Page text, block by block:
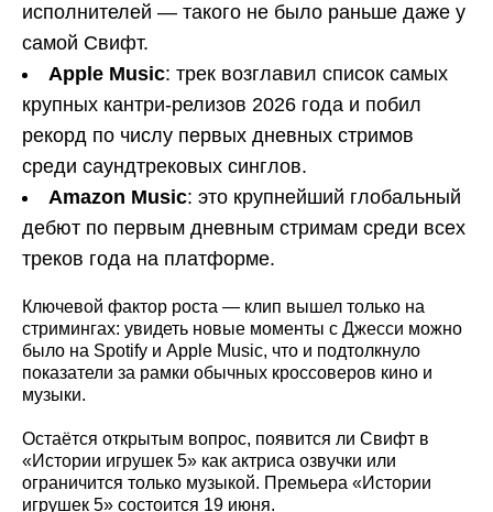
исполнителей — такого не было раньше даже у
самой Свифт.
Apple Music: трек возглавил список самых
крупных кантри-релизов 2026 года и побил
рекорд по числу первых дневных стримов
среди саундтрековых синглов.
Amazon Music: это крупнейший глобальный
дебют по первым дневным стримам среди всех
треков года на платформе.
Ключевой фактор роста — клип вышел только на
стримингах: увидеть новые моменты с Джесси можно
было на Spotify и Apple Music, что и подтолкнуло
показатели за рамки обычных кроссоверов кино и
музыки.
Остаётся открытым вопрос, появится ли Свифт в
«Истории игрушек 5» как актриса озвучки или
ограничится только музыкой. Премьера «Истории
игрушек 5» состоится 19 июня.